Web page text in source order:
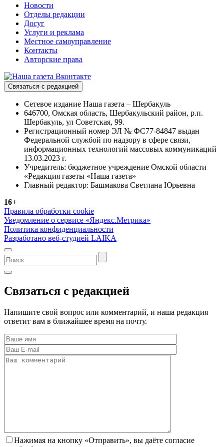
Новости
Отделы редакции
Досуг
Услуги и реклама
Местное самоуправление
Контакты
Авторские права
Связаться с редакцией
Сетевое издание Наша газета – Шербакуль
646700, Омская область, Шербакульский район, р.п.
Шербакуль, ул Советская, 99.
Регистрационный номер ЭЛ № ФС77-84847 выдан
Федеральной службой по надзору в сфере связи,
информационных технологий массовых коммуникаций
13.03.2023 г.
Учредитель: бюджетное учреждение Омской области
«Редакция газеты «Наша газета»
Главный редактор: Башмакова Светлана Юрьевна
16+
Правила обработки cookie
Уведомление о сервисе «Яндекс.Метрика»
Политика конфиденциальности
Разработано веб-студией LAIKA
Связаться с редакцией
Напишите свой вопрос или комментарий, и наша редакция
ответит вам в ближайшее время на почту.
Нажимая на кнопку «Отправить», вы даёте согласие